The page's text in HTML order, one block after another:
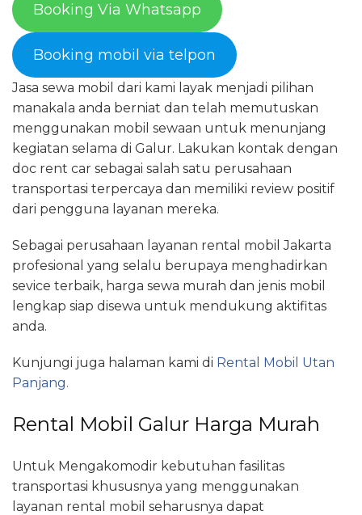
Booking Via Whatsapp
Booking mobil via telpon
Jasa sewa mobil dari kami layak menjadi pilihan
manakala anda berniat dan telah memutuskan
menggunakan mobil sewaan untuk menunjang
kegiatan selama di Galur. Lakukan kontak dengan
doc rent car sebagai salah satu perusahaan
transportasi terpercaya dan memiliki review positif
dari pengguna layanan mereka.
Sebagai perusahaan layanan rental mobil Jakarta
profesional yang selalu berupaya menghadirkan
sevice terbaik, harga sewa murah dan jenis mobil
lengkap siap disewa untuk mendukung aktifitas
anda.
Kunjungi juga halaman kami di Rental Mobil Utan
Panjang.
Rental Mobil Galur Harga Murah
Untuk Mengakomodir kebutuhan fasilitas
transportasi khususnya yang menggunakan
layanan rental mobil seharusnya dapat